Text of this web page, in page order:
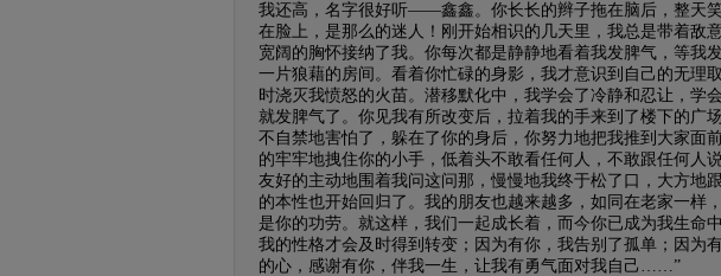
我还高，名字很好听——鑫鑫。你长长的辫子拖在脑后，整天
在脸上，是那么的迷人！刚开始相识的几天里，我总是带着敌
宽阔的胸怀接纳了我。你每次都是静静地看着我发脾气，等我
一片狼藉的房间。看着你忙碌的身影，我才意识到自己的无理
时浇灭我愤怒的火苗。潜移默化中，我学会了冷静和忍让，学
就发脾气了。你见我有所改变后，拉着我的手来到了楼下的广
不自禁地害怕了，躲在了你的身后，你努力地把我推到大家面
的牢牢地拽住你的小手，低着头不敢看任何人，不敢跟任何人
友好的主动地围着我问这问那，慢慢地我终于松了口，大方地
的本性也开始回归了。我的朋友也越来越多，如同在老家一样
是你的功劳。就这样，我们一起成长着，而今你已成为我生命
我的性格才会及时得到转变；因为有你，我告别了孤单；因为
的心，感谢有你，伴我一生，让我有勇气面对我自己……”